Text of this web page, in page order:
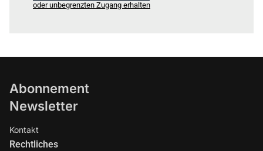
oder unbegrenzten Zugang erhalten
Abonnement
Newsletter
Kontakt
Rechtliches